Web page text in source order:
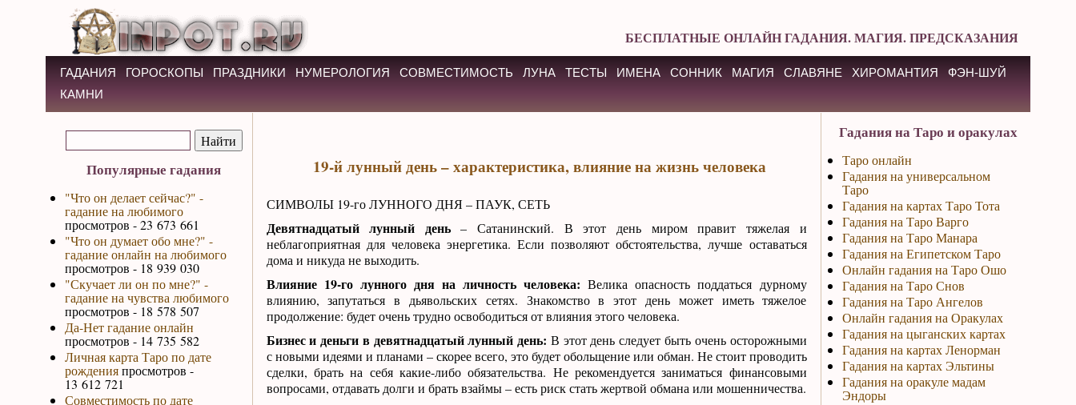
БЕСПЛАТНЫЕ ОНЛАЙН ГАДАНИЯ. МАГИЯ. ПРЕДСКАЗАНИЯ
ГАДАНИЯ ГОРОСКОПЫ ПРАЗДНИКИ НУМЕРОЛОГИЯ СОВМЕСТИМОСТЬ ЛУНА ТЕСТЫ ИМЕНА СОННИК МАГИЯ СЛАВЯНЕ ХИРОМАНТИЯ
ФЭН-ШУЙ
КАМНИ
Популярные гадания
"Что он делает сейчас?" -
гадание на любимого
просмотров - 23 673 661
"Что он думает обо мне?" -
гадание онлайн на любимого
просмотров - 18 939 030
"Скучает ли он по мне?" -
гадание на чувства любимого
просмотров - 18 578 507
Да-Нет гадание онлайн
просмотров - 14 735 582
Личная карта Таро по дате
рожденияпросмотров -
13 612 721
Совместимость по дате
19-й лунный день – характеристика, влияние на жизнь человека
СИМВОЛЫ 19-го ЛУННОГО ДНЯ – ПАУК, СЕТЬ
Девятнадцатый лунный день– Сатанинский. В этот день миром правит тяжелая и
неблагоприятная для человека энергетика. Если позволяют обстоятельства, лучше оставаться
дома и никуда не выходить.
Влияние 19-го лунного дня на личность человека: Велика опасность поддаться дурному
влиянию, запутаться в дьявольских сетях. Знакомство в этот день может иметь тяжелое
продолжение: будет очень трудно освободиться от влияния этого человека.
Бизнес и деньги в девятнадцатый лунный день: В этот день следует быть очень осторожными
с новыми идеями и планами – скорее всего, это будет обольщение или обман. Не стоит проводить
сделки, брать на себя какие-либо обязательства. Не рекомендуется заниматься финансовыми
вопросами, отдавать долги и брать взаймы – есть риск стать жертвой обмана или мошенничества.
Гадания на Таро и оракулах
Таро онлайн
Гадания на универсальном
Таро
Гадания на картах Таро Тота
Гадания на Таро Варго
Гадания на Таро Манара
Гадания на Египетском Таро
Онлайн гадания на Таро Ошо
Гадания на Таро Снов
Гадания на Таро Ангелов
Онлайн гадания на Оракулах
Гадания на цыганских картах
Гадания на картах Ленорман
Гадания на картах Эльтины
Гадания на оракуле мадам
Эндоры